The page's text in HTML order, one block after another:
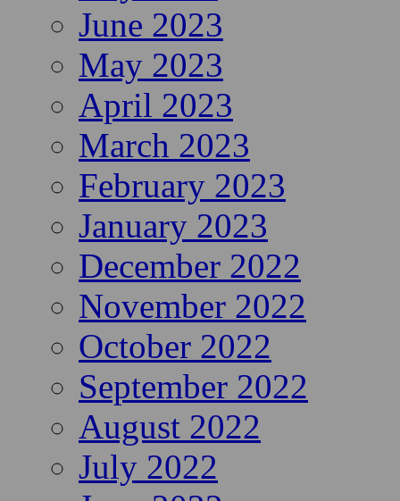
June 2023
May 2023
April 2023
March 2023
February 2023
January 2023
December 2022
November 2022
October 2022
September 2022
August 2022
July 2022